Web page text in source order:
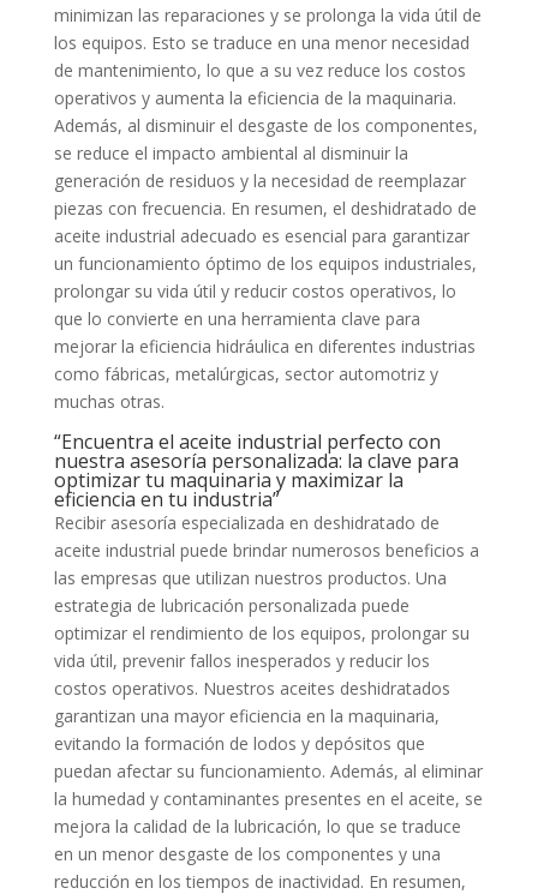
minimizan las reparaciones y se prolonga la vida útil de
los equipos. Esto se traduce en una menor necesidad
de mantenimiento, lo que a su vez reduce los costos
operativos y aumenta la eficiencia de la maquinaria.
Además, al disminuir el desgaste de los componentes,
se reduce el impacto ambiental al disminuir la
generación de residuos y la necesidad de reemplazar
piezas con frecuencia. En resumen, el deshidratado de
aceite industrial adecuado es esencial para garantizar
un funcionamiento óptimo de los equipos industriales,
prolongar su vida útil y reducir costos operativos, lo
que lo convierte en una herramienta clave para
mejorar la eficiencia hidráulica en diferentes industrias
como fábricas, metalúrgicas, sector automotriz y
muchas otras.
“Encuentra el aceite industrial perfecto con
nuestra asesoría personalizada: la clave para
optimizar tu maquinaria y maximizar la
eficiencia en tu industria”
Recibir asesoría especializada en deshidratado de
aceite industrial puede brindar numerosos beneficios a
las empresas que utilizan nuestros productos. Una
estrategia de lubricación personalizada puede
optimizar el rendimiento de los equipos, prolongar su
vida útil, prevenir fallos inesperados y reducir los
costos operativos. Nuestros aceites deshidratados
garantizan una mayor eficiencia en la maquinaria,
evitando la formación de lodos y depósitos que
puedan afectar su funcionamiento. Además, al eliminar
la humedad y contaminantes presentes en el aceite, se
mejora la calidad de la lubricación, lo que se traduce
en un menor desgaste de los componentes y una
reducción en los tiempos de inactividad. En resumen,